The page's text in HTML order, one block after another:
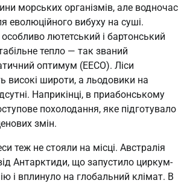
морських організмів, але водночас
еволюційного вибуху на суші.
лютетський і бартонський
тепло — так званий
оптимум (EECO). Ліси
високі широти, а льодовики на
Наприкінці, в приабонському
похолодання, яке підготувало
змін.
теж не стояли на місці. Австралія
Антарктиди, що запустило циркум-
і вплинуло на глобальний клімат. В